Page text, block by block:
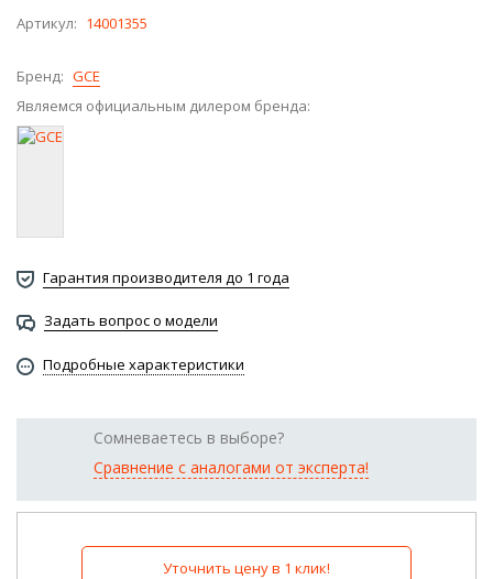
Артикул: 14001355
Бренд: GCE
Являемся официальным дилером бренда:
Гарантия производителя до 1 года
Задать вопрос о модели
Подробные характеристики
Сомневаетесь в выборе?
Сравнение с аналогами от эксперта!
Уточнить цену в 1 клик!